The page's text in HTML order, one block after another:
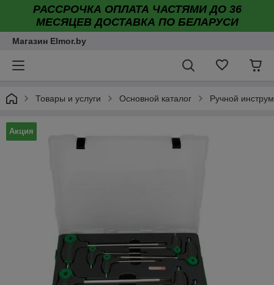
РАССРОЧКА ОПЛАТА ЧАСТЯМИ ДО 36
МЕСЯЦЕВ ДОСТАВКА ПО БЕЛАРУСИ
Магазин Elmor.by
Товары и услуги Основной каталог Ручной
Акция